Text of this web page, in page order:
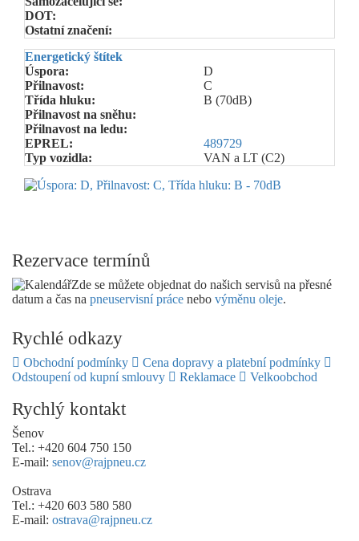
DOT:
Ostatní značení:
Energetický štítek
Úspora:
D
Přilnavost:
C
Třída hluku:
B (70dB)
Přilnavost na sněhu:
Přilnavost na ledu:
EPREL:
489729
Typ vozidla:
VAN a LT (C2)
Rezervace termínů
Zde se můžete objednat do našich servisů na přesné
datum a čas na pneuservisní práce nebo výměnu oleje.
Rychlé odkazy
Obchodní podmínky
Cena dopravy a platební podmínky
Odstoupení od kupní smlouvy
Reklamace Velkoobchod
Rychlý kontakt
Šenov
Tel.: +420 604 750 150
E-mail: senov@rajpneu.cz
Ostrava
Tel.: +420 603 580 580
E-mail: ostrava@rajpneu.cz